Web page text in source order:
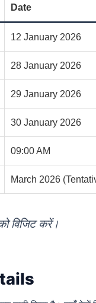
Date
12 January 2026
28 January 2026
29 January 2026
30 January 2026
09:00 AM
March 2026
विजिट करें।